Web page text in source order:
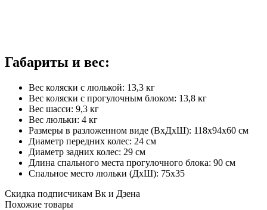
Габариты и вес:
Вес коляски с люлькой: 13,3 кг
Вес коляски с прогулочным блоком: 13,8 кг
Вес шасси: 9,3 кг
Вес люльки: 4 кг
Размеры в разложенном виде (ВхДхШ): 118х94х60 см
Диаметр передних колес: 24 см
Диаметр задних колес: 29 см
Длина спального места прогулочного блока: 90 см
Спальное место люльки (ДхШ): 75х35
Скидка подписчикам Вк и Дзена
Похожие товары